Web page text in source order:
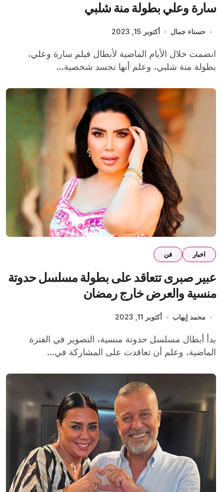
سارة وعلي بطولة منة شلبي
حسناء جمال أكتوبر 15, 2023
انضمت خلال الأيام الماضية لأبطال فيلم سارة وعلي،
بطولة منة شلبي، وعلم أنها تجسد شخصية...
اخبار فن
عبير صبرى تتعاقد على بطولة مسلسل حدوتة
منسية والعرض خارج رمضان
محمد إيهاب أكتوبر 11, 2023
بدأ أبطال مسلسل حدوتة منسية، التصوير في الفترة
الماضية، وعلم أن تعاقدت على المشاركة في...